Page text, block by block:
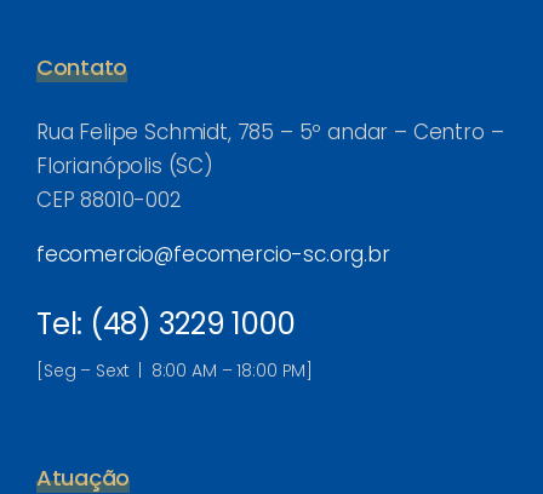
Contato
Rua Felipe Schmidt, 785 – 5º andar – Centro –
Florianópolis (SC)
CEP 88010-002
fecomercio@fecomercio-sc.org.br
Tel: (48) 3229 1000
[Seg – Sext | 8:00 AM – 18:00 PM]
Atuação